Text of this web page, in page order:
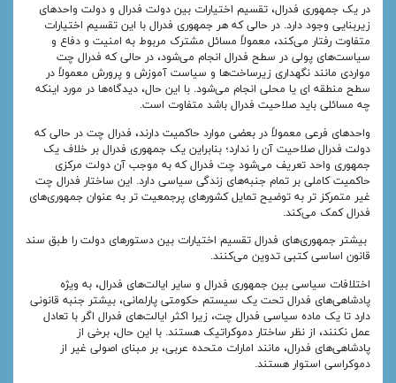
در یک جمهوری فدرال، تقسیم اختیارات بین دولت فدرال و دولت واحدهای
زیربنایی وجود دارد. در حالی که هر جمهوری فدرال با این تقسیم اختیارات
متفاوت رفتار می‌کند، معمولاً مسائل مشترک مربوط به امنیت و دفاع و
سیاست‌های پولی در سطح فدرال انجام می‌شود، در حالی که فدرال چت
مواردی مانند نگهداری زیرساخت‌ها و سیاست آموزش و پرورش معمولاً در
سطح منطقه ای یا محلی انجام می‌شود. با این حال، دیدگاه‌ها در مورد اینکه
چه مسائلی باید صلاحیت فدرال باشد متفاوت است.
واحدهای فرعی معمولاً در بعضی موارد حاکمیت دارند، فدرال چت در حالی که
دولت فدرال صلاحیت آن را ندارد؛ بنابراین یک جمهوری فدرال بر خلاف یک
جمهوری واحد تعریف می‌شود چت فدرال که به موجب آن دولت مرکزی
حاکمیت کاملی بر تمام جنبه‌های زندگی سیاسی دارد. این ساختار فدرال چت
غیر متمرکز تر به توضیح تمایل کشورهای پرجمعیت تر به عنوان جمهوری‌های
فدرال کمک می‌کند.
بیشتر جمهوری‌های فدرال تقسیم اختیارات بین دستورهای دولت را طبق سند
قانون اساسی کتبی تدوین می‌کنند.
اختلافات سیاسی بین جمهوری فدرال و سایر ایالت‌های فدرال، به ویژه
پادشاهی‌های فدرال تحت یک سیستم حکومتی پارلمانی، بیشتر جنبه قانونی
دارد تا یک ماده سیاسی فدرال چت، زیرا اکثر ایالت‌های فدرال اگر با تعادل
عمل نکنند، از نظر ساختار دموکراتیک هستند. با این حال، برخی از
پادشاهی‌های فدرال، مانند امارات متحده عربی، بر مبنای اصولی غیر از
دموکراسی استوار هستند.